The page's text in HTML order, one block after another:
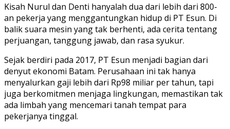
Kisah Nurul dan Denti hanyalah dua dari lebih dari 800-
an pekerja yang menggantungkan hidup di PT Esun. Di
balik suara mesin yang tak berhenti, ada cerita tentang
perjuangan, tanggung jawab, dan rasa syukur.
Sejak berdiri pada 2017, PT Esun menjadi bagian dari
denyut ekonomi Batam. Perusahaan ini tak hanya
menyalurkan gaji lebih dari Rp98 miliar per tahun, tapi
juga berkomitmen menjaga lingkungan, memastikan tak
ada limbah yang mencemari tanah tempat para
pekerjanya tinggal.